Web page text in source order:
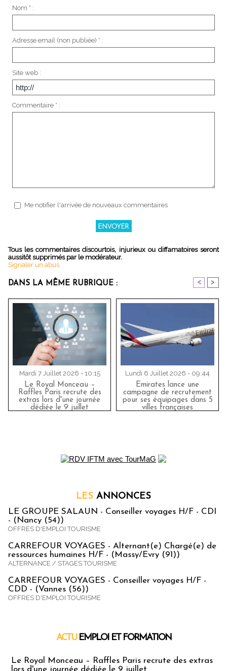
Nom * :
Adresse email (non publiée) * :
Site web :
Commentaire * :
Me notifier l'arrivée de nouveaux commentaires
Tous les commentaires discourtois, injurieux ou diffamatoires seront
aussitôt supprimés par le modérateur.
Signaler un abus
DANS LA MÊME RUBRIQUE : < >
Mardi 7 Juillet 2026 - 10:15
Le Royal Monceau –
Raffles Paris recrute des
extras lors d'une journée
dédiée le 9 juillet
Lundi 6 Juillet 2026 - 09:44
Emirates lance une
campagne de recrutement
pour ses équipages dans 5
villes françaises
LES ANNONCES
LE GROUPE SALAUN - Conseiller voyages H/F - CDI
- (Nancy (54))
OFFRES D'EMPLOI TOURISME
CARREFOUR VOYAGES - Alternant(e) Chargé(e) de
ressources humaines H/F - (Massy/Evry (91))
ALTERNANCE / STAGES TOURISME
CARREFOUR VOYAGES - Conseiller voyages H/F -
CDD - (Vannes (56))
OFFRES D'EMPLOI TOURISME
ACTU EMPLOI ET FORMATION
Le Royal Monceau – Raffles Paris recrute des extras
lors d'une journée dédiée le 9 juillet